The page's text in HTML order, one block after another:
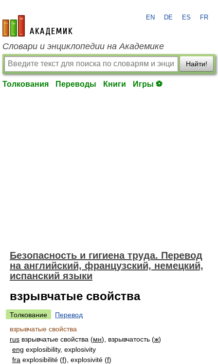
academic.ru
EN DE ES FR
Словари и энциклопедии на Академике
Найти!
Толкования Переводы Книги Игры ⚽
Безопасность и гигиена труда. Перевод
на английский, французский, немецкий,
испанский языки
взрывчатые свойства
Толкование
Перевод
взрывчатые свойства
rus взрывчатые свойства (мн), взрывчатость (ж)
eng explosibility, explosivity
fra explosibilité (f), explosivité (f)